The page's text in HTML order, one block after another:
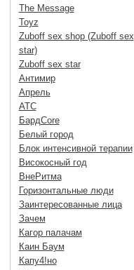
The Message
Toyz
Zuboff sex shop (Zuboff sex
star)
Zuboff sex star
Антимир
Апрель
АТС
БардCore
Белый город
Блок интенсивной терапии
Високосный год
ВнеРитма
Горизонтальные люди
Заинтересованные лица
Зачем
Кагор палачам
Каин Баум
Капу4!но